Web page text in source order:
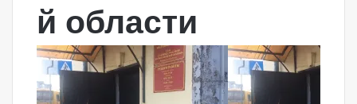
й области